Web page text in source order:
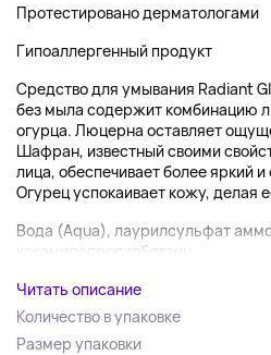
Протестировано дерматологами
Гипоаллергенный продукт
Средство для умывания Radiant
без мыла содержит комбинацию
огурца. Люцерна оставляет
Шафран, известный своими
лица, обеспечивает более яркий
Огурец успокаивает кожу, делая
Вода (Aqua), лаурилсульфат
кокамидопропилбетаин,...
Читать описание
Количество в упаковке
Размер упаковки